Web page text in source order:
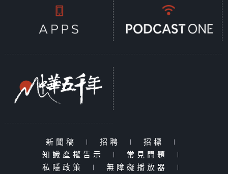
新聞稿 | 招聘 | 招標
|
知識產權告示
| 常見問題
|
私隱政策
| 無障礙播放器 |